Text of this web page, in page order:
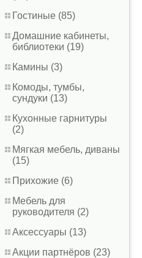
Гостиные (85)
Домашние кабинеты,
библиотеки (19)
Камины (3)
Комоды, тумбы,
сундуки (13)
Кухонные гарнитуры
(2)
Мягкая мебель, диваны
(15)
Прихожие (6)
Мебель для
руководителя (2)
Аксессуары (13)
Акции партнёров (23)